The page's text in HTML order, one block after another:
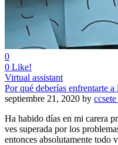
0
0 Like!
Virtual assistant
Por qué deberías enfrentarte
septiembre 21, 2020 by ccsete
Ha habido días en mi carera
ves superada por los
entonces absolutamente todo